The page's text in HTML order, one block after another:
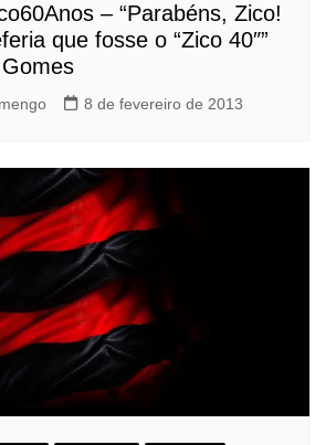
– “Parabéns, Zico!
que fosse o “Zico 40″”
8 de fevereiro de 2013